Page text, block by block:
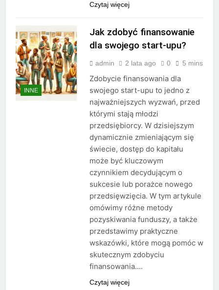
Czytaj więcej
INNE
Jak zdobyć finansowanie
dla swojego start-upu?
admin 2 lata ago 0 5 mins
Zdobycie finansowania dla
swojego start-upu to jedno z
najważniejszych wyzwań, przed
którymi stają młodzi
przedsiębiorcy. W dzisiejszym
dynamicznie zmieniającym się
świecie, dostęp do kapitału
może być kluczowym
czynnikiem decydującym o
sukcesie lub porażce nowego
przedsięwzięcia. W tym artykule
omówimy różne metody
pozyskiwania funduszy, a także
przedstawimy praktyczne
wskazówki, które mogą pomóc w
skutecznym zdobyciu
finansowania….
Czytaj więcej